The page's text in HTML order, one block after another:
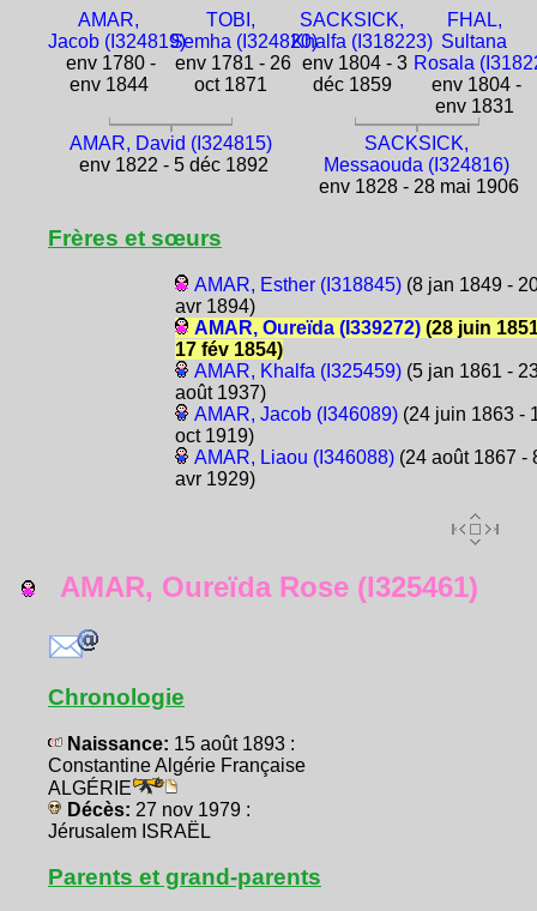
AMAR,
Jacob (I324819)
env 1780 -
env 1844
TOBI,
Semha (I324820)
env 1781 - 26
oct 1871
SACKSICK,
Khalfa (I318223)
env 1804 - 3
déc 1859
FHAL,
Sultana
Rosala
env 1804 -
env 1831
AMAR, David (I324815)
env 1822 - 5 déc 1892
SACKSICK,
Messaouda (I324816)
env 1828 - 28 mai 1906
Frères et sœurs
AMAR, Esther (I318845)(8 jan 1849 -
avr 1894)
AMAR, Oureïda (I339272)(28 juin
17 fév 1854)
AMAR, Khalfa (I325459)(5 jan 1861 -
août 1937)
AMAR, Jacob (I346089)(24 juin 1863 -
oct 1919)
AMAR, Liaou (I346088)(24 août 1867 -
avr 1929)
AMAR, Oureïda Rose (I325461)
Chronologie
Naissance: 15 août 1893 :
Constantine Algérie Française
ALGÉRIE
Décès: 27 nov 1979 :
Jérusalem ISRAËL
Parents et grand-parents